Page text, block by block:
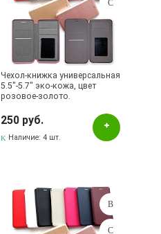
Чехол-книжка универсальная
5.5"-5.7" эко-кожа, цвет
розовое-золото.
250 руб.
Наличие:4 шт.